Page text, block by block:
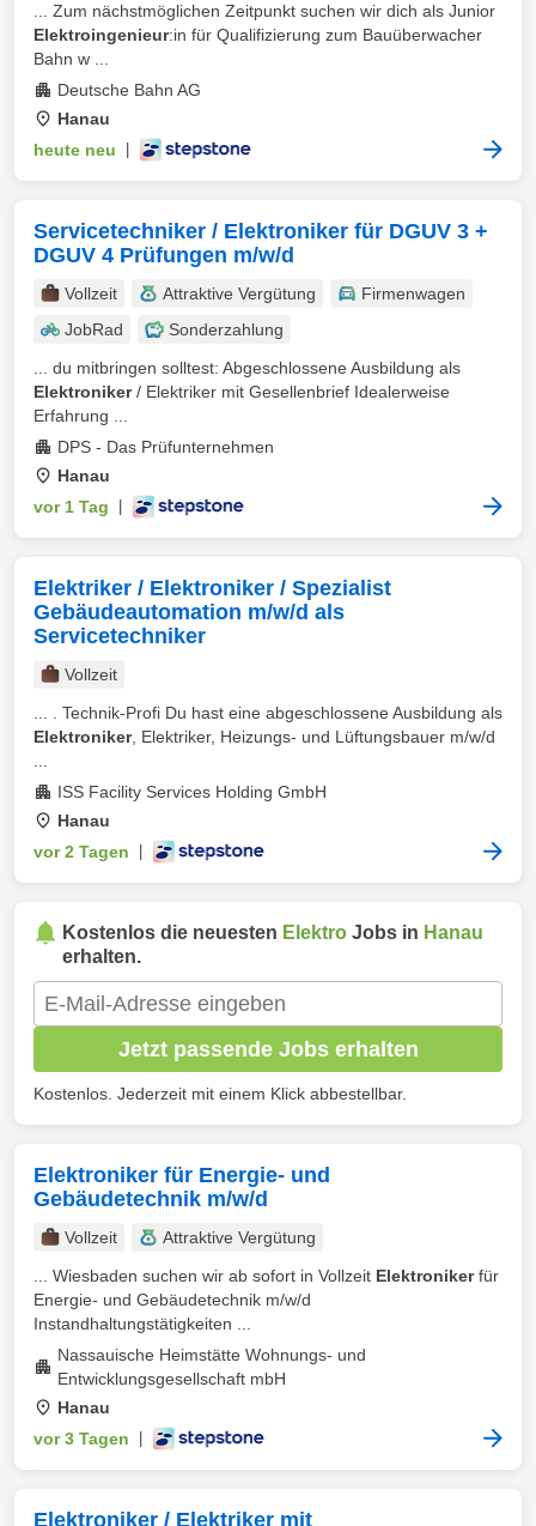
... Zum nächstmöglichen Zeitpunkt suchen wir dich als Junior
Elektroingenieur:in für Qualifizierung zum Bauüberwacher
Bahn w ...
Deutsche Bahn AG
Hanau
heute neu
Servicetechniker / Elektroniker für DGUV 3 +
DGUV 4 Prüfungen m/w/d
Vollzeit Attraktive Vergütung
Firmenwagen
JobRad
Sonderzahlung
... du mitbringen solltest: Abgeschlossene Ausbildung als
Elektroniker/ Elektriker mit Gesellenbrief Idealerweise
Erfahrung ...
DPS - Das Prüfunternehmen
Hanau
vor 1 Tag
Elektriker / Elektroniker / Spezialist
Gebäudeautomation m/w/d als
Servicetechniker
Vollzeit
... . Technik-Profi Du hast eine abgeschlossene Ausbildung als
Elektroniker, Elektriker, Heizungs- und Lüftungsbauer m/w/d
ISS Facility Services Holding GmbH
Hanau
vor 2 Tagen
Kostenlos die neuesten Elektro Jobs in Hanau
erhalten.
Jetzt passende Jobs erhalten
Kostenlos. Jederzeit mit einem Klick abbestellbar.
Elektroniker für Energie- und
Gebäudetechnik m/w/d
Vollzeit
Attraktive Vergütung
... Wiesbaden suchen wir ab sofort in Vollzeit Elektronikerfür
Energie- und Gebäudetechnik m/w/d
Instandhaltungstätigkeiten ...
Nassauische Heimstätte Wohnungs- und
Entwicklungsgesellschaft mbH
Hanau
vor 3 Tagen
Elektroniker / Elektriker mit